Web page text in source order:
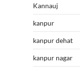
Kannauj
kanpur
kanpur dehat
kanpur nagar